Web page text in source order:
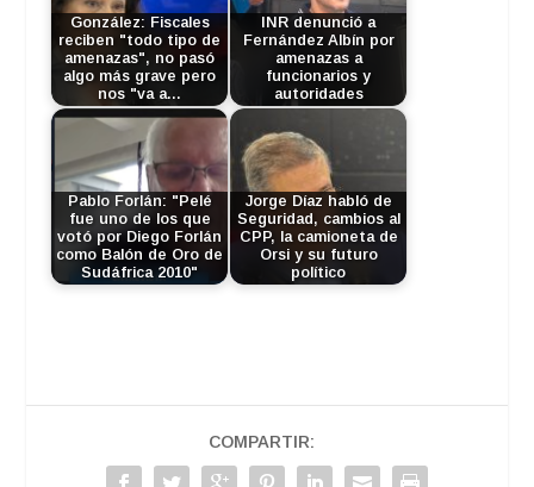
González: Fiscales
reciben "todo tipo de
amenazas", no pasó
algo más grave pero
nos "va a…
INR denunció a
Fernández Albín por
amenazas a
funcionarios y
autoridades
Pablo Forlán: "Pelé
fue uno de los que
votó por Diego Forlán
como Balón de Oro de
Sudáfrica 2010"
Jorge Díaz habló de
Seguridad, cambios al
CPP, la camioneta de
Orsi y su futuro
político
COMPARTIR: